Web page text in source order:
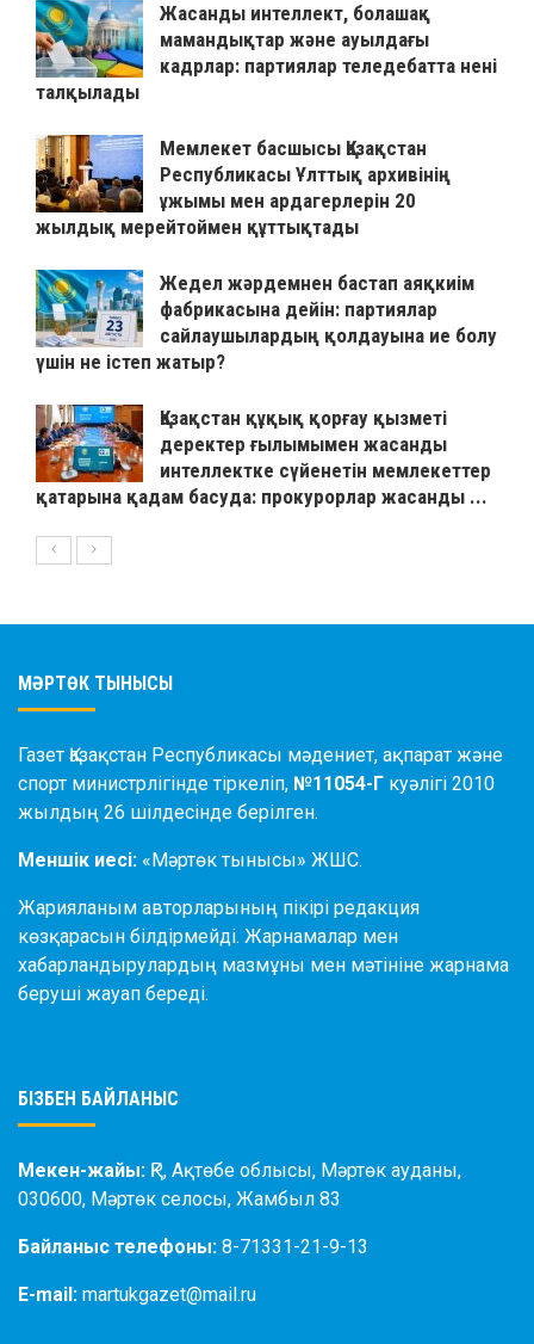
Жасанды интеллект, болашақ
мамандықтар және ауылдағы
кадрлар: партиялар теледебатта нені
талқылады
Мемлекет басшысы Қазақстан
Республикасы Ұлттық архивінің
ұжымы мен ардагерлерін 20
жылдық мерейтоймен құттықтады
Жедел жәрдемнен бастап аяқкиім
фабрикасына дейін: партиялар
сайлаушылардың қолдауына ие болу
үшін не істеп жатыр?
Қазақстан құқық қорғау қызметі
деректер ғылымымен жасанды
интеллектке сүйенетін мемлекеттер
қатарына қадам басуда: прокурорлар жасанды ...
МӘРТӨК ТЫНЫСЫ
Газет Қазақстан Республикасы мәдениет, ақпарат және
спорт министрлігінде тіркеліп, №11054-Г куәлігі 2010
жылдың 26 шілдесінде берілген.
Меншік иесі: «Мәртөк тынысы» ЖШС.
Жарияланым авторларының пікірі редакция
көзқарасын білдірмейді. Жарнамалар мен
хабарландырулардың мазмұны мен мәтініне жарнама
беруші жауап береді.
БІЗБЕН БАЙЛАНЫС
Мекен-жайы: ҚР, Ақтөбе облысы, Мәртөк ауданы,
030600, Мәртөк селосы, Жамбыл 83
Байланыс телефоны: 8-71331-21-9-13
E-mail: martukgazet@mail.ru